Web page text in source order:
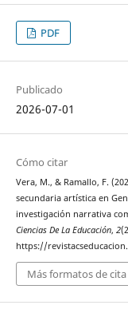
PDF
Publicado
2026-07-01
Cómo citar
Vera, M., & Ramallo, F.
secundaria artística en
investigación narrativa
Ciencias De La Educación, 2
https://
Más formatos de cita